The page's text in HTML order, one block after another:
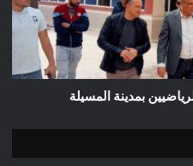
بمدينة المسيلة